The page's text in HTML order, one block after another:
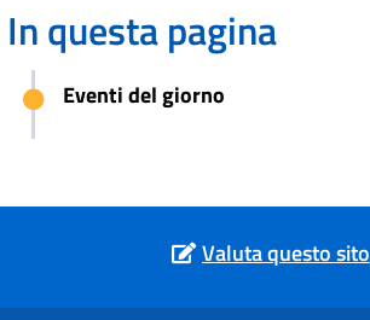
In questa pagina
Eventi del giorno
Valuta questo sito